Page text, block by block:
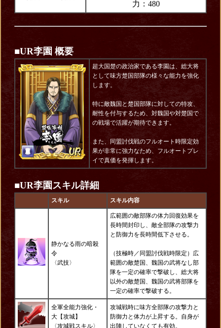
力：480
■UR李園 概要
超大国楚の政治家である李園は、総大将
として味方楚国部隊の様々な能力を強化
します。
特に敵魏国と楚国部隊に対しての特攻、
耐性を付与するため、対魏国や対楚国で
の戦場で活躍が期待できます。
また、同盟討伐戦のフルオート時限定効
果が非常に強力なため、フルオートプレ
イで真価を発揮します。
■UR李園スキル詳細
スキル スキル内容
静かなる雨の暗殺
令
〈武技〉
広範囲の敵部隊の体力回復効果を
長時間封印し、敵全部隊の攻撃力
と防御力を長時間低下させる。
（技極時／同盟討伐戦時限定）広
範囲の敵楚国、魏国の武将なし部
隊を一定の確率で撃破し、総大将
以外の敵楚国、魏国の武将部隊を
一定の確率で撃破する。
全軍全能力強化・
大【攻城】
〈攻城戦スキル〉
攻城戦時に味方全部隊の攻撃力と
防御力と体力が上昇する。自身が
出陣していなくても有効。